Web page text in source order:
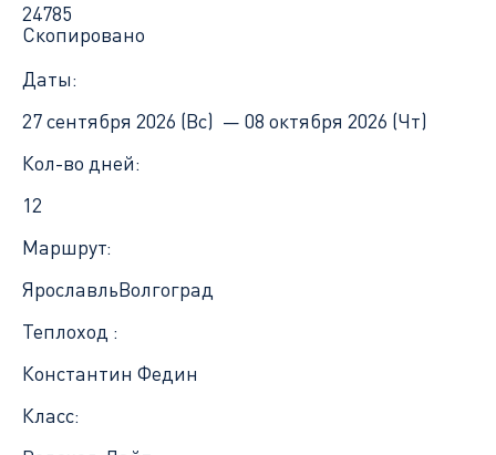
24785
Скопировано
Даты:
27 сентября 2026 (Вс) — 08 октября 2026 (Чт)
Кол-во дней:
12
Маршрут:
ЯрославльВолгоград
Теплоход :
Константин Федин
Класс: